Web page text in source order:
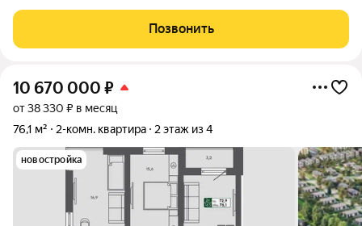
Позвонить
10 670 000 ₽
от 38 330 ₽ в месяц
76,1 м²
2-комн. квартира 2 этаж из 4
новостройка